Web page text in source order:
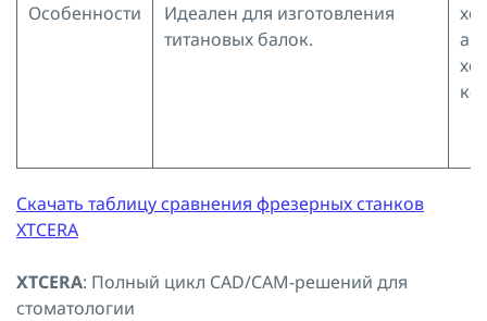
Особенности
Идеален для изготовления
титановых балок.
Скачать таблицу сравнения фрезерных станков
XTCERA
XTCERA: Полный цикл CAD/CAM-решений для
стоматологии